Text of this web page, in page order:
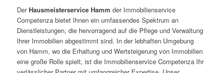
Der Hausmeisterservice Hamm der Immobilienservice
Competenza bietet Ihnen ein umfassendes Spektrum an
Dienstleistungen, die hervorragend auf die Pflege und Verwaltung
Ihrer Immobilien abgestimmt sind. In der lebhaften Umgebung
von Hamm, wo die Erhaltung und Wertsteigerung von Immobilien
eine große Rolle spielt, ist die Immobilienservice Competenza Ihr